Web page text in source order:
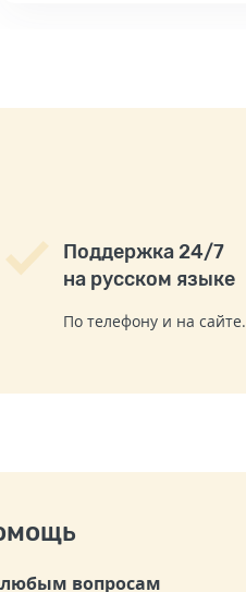
Поддержка 24/7
на русском языке
По телефону и на сайте.
вопросам